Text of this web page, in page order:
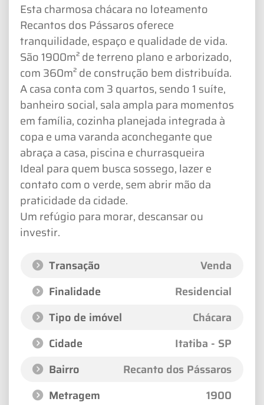
Esta charmosa chácara no loteamento
Recantos dos Pássaros oferece
tranquilidade, espaço e qualidade de vida.
São 1900m² de terreno plano e arborizado,
com 360m² de construção bem distribuída.
A casa conta com 3 quartos, sendo 1 suíte,
banheiro social, sala ampla para momentos
em família, cozinha planejada integrada à
copa e uma varanda aconchegante que
abraça a casa, piscina e churrasqueira
Ideal para quem busca sossego, lazer e
contato com o verde, sem abrir mão da
praticidade da cidade.
Um refúgio para morar, descansar ou
investir.
Transação
Venda
Finalidade
Residencial
Tipo de imóvel
Chácara
Cidade
Itatiba - SP
Bairro
Recanto dos Pássaros
Metragem
1900